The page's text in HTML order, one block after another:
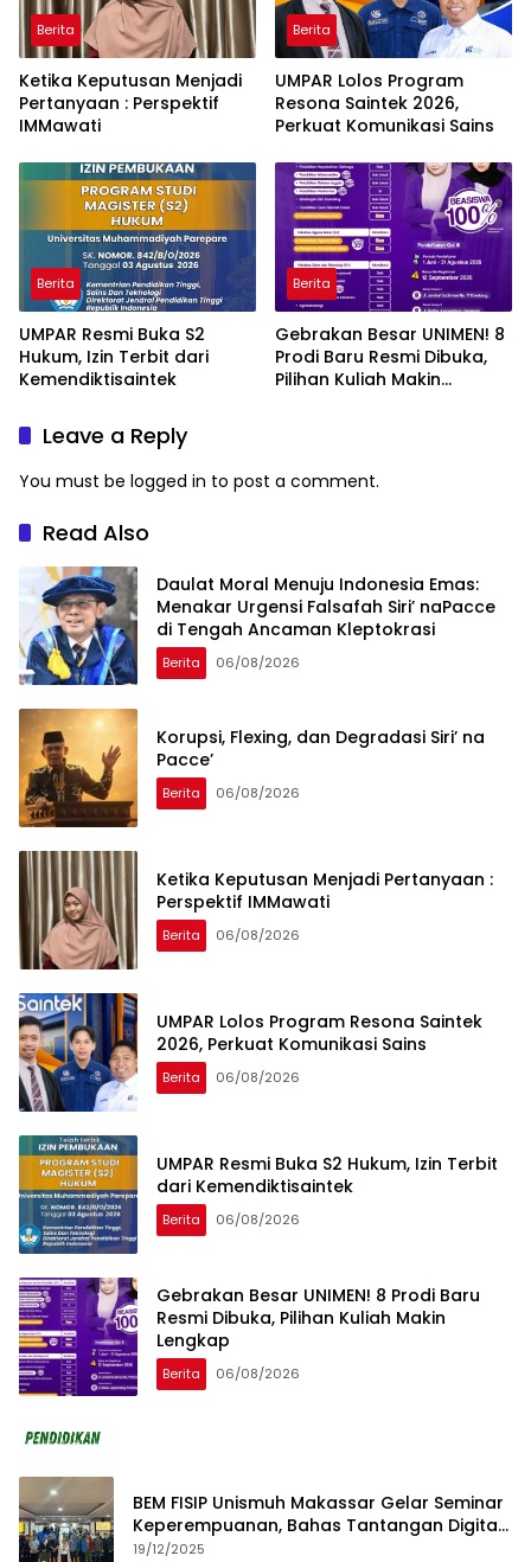
Berita
Ketika Keputusan Menjadi
Pertanyaan : Perspektif
IMMawati
Berita
UMPAR Lolos Program
Resona Saintek 2026,
Perkuat Komunikasi Sains
Berita
UMPAR Resmi Buka S2
Hukum, Izin Terbit dari
Kemendiktisaintek
Berita
Gebrakan Besar UNIMEN! 8
Prodi Baru Resmi Dibuka,
Pilihan Kuliah Makin
Leave a Reply
You must be logged in to post a comment.
Read Also
Daulat Moral Menuju Indonesia Emas:
Menakar Urgensi Falsafah Siri’ naPacce
di Tengah Ancaman Kleptokrasi
Berita 06/08/2026
Korupsi, Flexing, dan Degradasi Siri’ na
Pacce’
Berita 06/08/2026
Ketika Keputusan Menjadi Pertanyaan :
Perspektif IMMawati
Berita 06/08/2026
UMPAR Lolos Program Resona Saintek
2026, Perkuat Komunikasi Sains
Berita 06/08/2026
UMPAR Resmi Buka S2 Hukum, Izin Terbit
dari Kemendiktisaintek
Berita 06/08/2026
Gebrakan Besar UNIMEN! 8 Prodi Baru
Resmi Dibuka, Pilihan Kuliah Makin
Lengkap
Berita 06/08/2026
BEM FISIP Unismuh Makassar Gelar Seminar
Keperempuanan, Bahas Tantangan Digital
dan Budaya Lokal
19/12/2025